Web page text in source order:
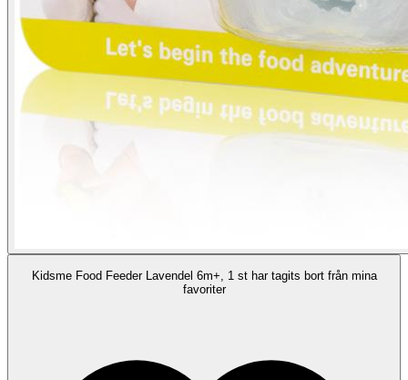
Kidsme Food Feeder Lavendel 6m+, 1 st har tagits bort från mina
favoriter